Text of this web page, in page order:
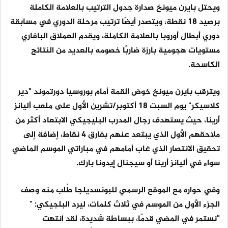
ويحتل بايرن ميونخ صدارة جدول الترتيب بالعلامة الكاملة
برصيد 18 نقطة، ويتصدر أيضًا ترتيب مرحلة الدوري في مسابقة
دوري أبطال أوروبا بالعلامة الكاملة، ويقدم العملاق البافاري
مستويات هجومية بارزة ضاربًا خصومه بالعديد من النتائج
الكاسحة.
ويترقب بايرن ميونخ خوض القمة أمام بوروسيا دورتموند "دير
كلاسيكر" يوم السبت 18 أكتوبر/تشرين الأول على ملعب أليانز
أرينا، حيث يستهدف رجال المدرب البليجيكي الابتعاد أكثر من
ملاحقهم الأول الذي يبتعد عنهم بفارق 4 نقاط، إضافة إلى
تحقيق الانتصار الذي غاب أمامهم في مباراتي الموسم الماضي
سواء في أليانز أرينا أو سيجنال إيدونا بارك.
وفي حواره مع الموقع الرسمي للبونسديلجا طُلب منه وصف
الجزء الأول من الموسم في ثلاث كلمات، ليرد البلجيكي: "
"نستمر في المضي قدمًا، ببساطة شديدة، لقد انتهت